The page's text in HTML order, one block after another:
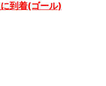
到着(ゴール)